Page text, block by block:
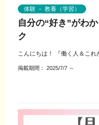
体験 － 教養（学習）
自分の“好き”がわ
ク
こんにちは！ 『働く人＆こ
掲載期間： 2025/7/7 ～